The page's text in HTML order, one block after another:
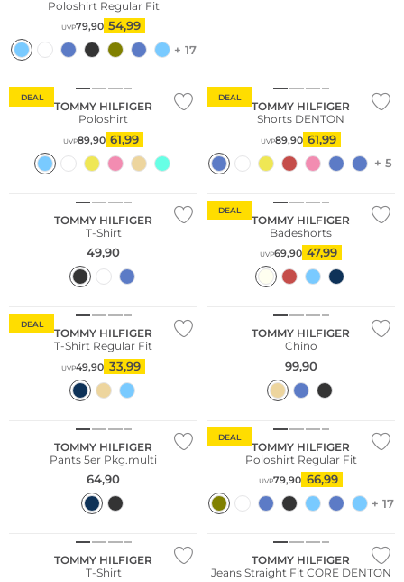
Poloshirt Regular Fit
UVP79,90 54,99
+ 17
DEAL
TOMMY HILFIGER
Poloshirt
UVP89,90 61,99
DEAL
TOMMY HILFIGER
Shorts DENTON
UVP89,90 61,99
+ 5
Große Größen
TOMMY HILFIGER
T-Shirt
49,90
DEAL
Nachhaltig
TOMMY HILFIGER
Badeshorts
UVP69,90 47,99
DEAL
TOMMY HILFIGER
T-Shirt Regular Fit
UVP49,90 33,99
TOMMY HILFIGER
Chino
99,90
TOMMY HILFIGER
Pants 5er Pkg.multi
64,90
DEAL
TOMMY HILFIGER
Poloshirt Regular Fit
UVP79,90 66,99
+ 17
TOMMY HILFIGER
T-Shirt
TOMMY HILFIGER
Jeans Straight Fit CORE DENTON